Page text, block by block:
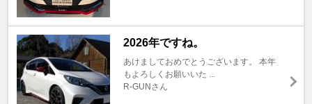
2026年ですね。
あけましておめでとうございます。 本年
もよろしくお願いいた ...
R-GUNさん